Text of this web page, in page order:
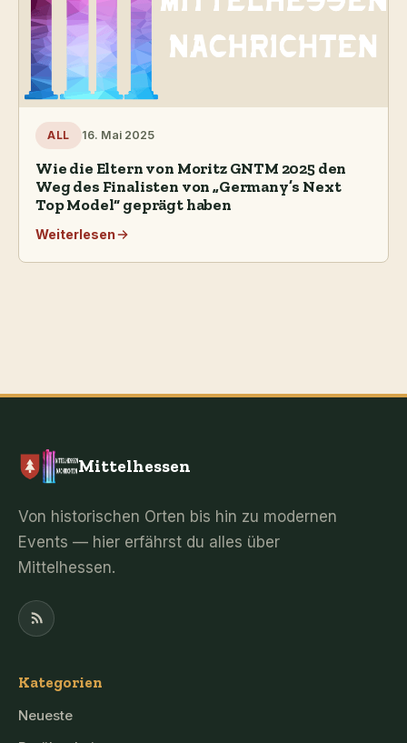
ALL 16. Mai 2025
Wie die Eltern von Moritz GNTM 2025 den
Weg des Finalisten von „Germany’s Next
Top Model“ geprägt haben
Weiterlesen
Mittelhessen
Von historischen Orten bis hin zu modernen
Events — hier erfährst du alles über
Mittelhessen.
Kategorien
Neueste